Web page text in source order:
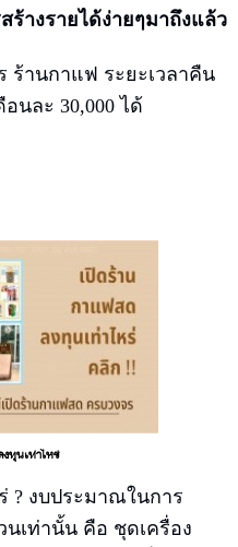
างรายได้ง่ายๆมาถึงแล้ว
ร้านกาแฟ ระยะเวลาคืน
นละ 30,000 ได้
ทุนเท่าไหร่
? งบประมาณในการ
นเท่านั้น คือ ชุดเครื่อง